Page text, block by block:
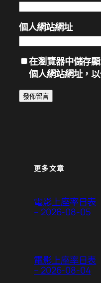
個人網站網址
在瀏覽器中儲存
個人網站網址，
更多文章
電影上座率日表
– 2026-08-05
電影上座率日表
– 2026-08-04